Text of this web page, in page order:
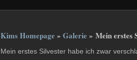
Kims Homepage» Galerie» Mein erstes
Mein erstes Silvester habe ich zwar